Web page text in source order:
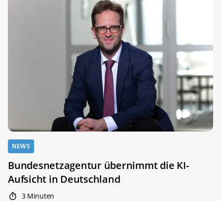
NEWS
Bundesnetzagentur übernimmt die KI-
Aufsicht in Deutschland
3 Minuten